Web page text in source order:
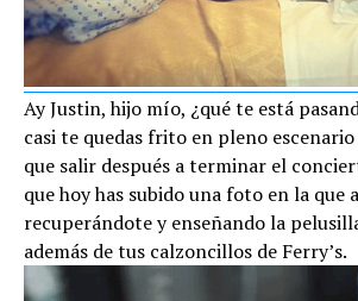
Ay Justin, hijo mío, ¿qué te está
casi te quedas frito en pleno
que salir después a terminar el
que hoy has subido una foto en la que
recuperándote y enseñando la
además de tus calzoncillos de Ferry’s.